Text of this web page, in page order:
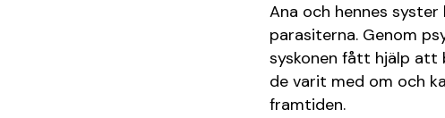
Ana och hennes
parasiterna. Genom
syskonen fått hjälp att
de varit med om och
framtiden.